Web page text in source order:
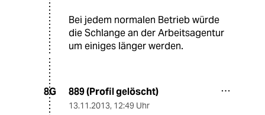
Bei jedem normalen Betrieb würde
die Schlange an der Arbeitsagentur
um einiges länger werden.
8G 889 (Profil gelöscht)
13.11.2013, 12:49 Uhr